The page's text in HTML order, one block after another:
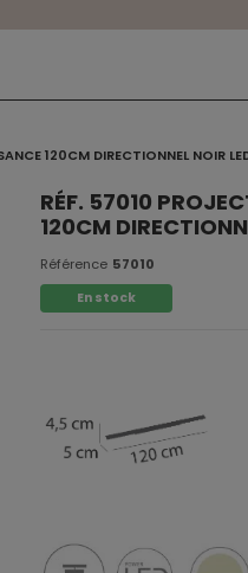
120CM DIRECTIONNEL NOIR
RÉF. 57010
120CM
Référence 57010
En stock